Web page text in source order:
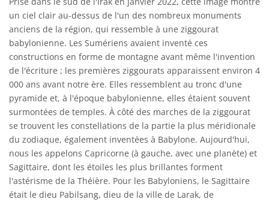
un ciel clair au-dessus de l'un des nombreux monuments
anciens de la région, qui ressemble à une ziggourat
babylonienne. Les Sumériens avaient inventé ces
constructions en forme de montagne avant même l'invention
de l'écriture ; les premières ziggourats apparaissent environ 4
000 ans avant notre ère. Elles ressemblent au tronc d'une
pyramide et, à l'époque babylonienne, elles étaient souvent
surmontées de temples. À côté des marches de la ziggourat
se trouvent les constellations de la partie la plus méridionale
du zodiaque, également inventées à Babylone. Aujourd'hui,
nous les appelons Capricorne (à gauche, avec une planète) et
Sagittaire, dont les étoiles les plus brillantes forment
l'astérisme de la Théière. Pour les Babyloniens, le Sagittaire
était le dieu Pabilsang, dieu de la ville de Larak, de